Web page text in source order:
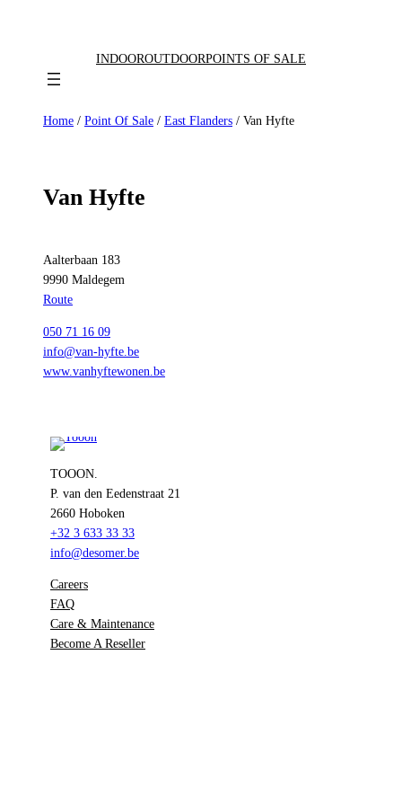
INDOOROUTDOORPOINTS OF SALE
Home / Point Of Sale / East Flanders / Van Hyfte
Van Hyfte
Aalterbaan 183
9990 Maldegem
Route
050 71 16 09
info@van-hyfte.be
www.vanhyftewonen.be
TOOON.
P. van den Eedenstraat 21
2660 Hoboken
+32 3 633 33 33
info@desomer.be
Careers
FAQ
Care & Maintenance
Become A Reseller